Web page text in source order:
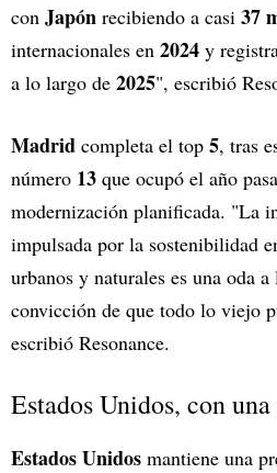
con Japón recibiendo a casi 37
internacionales en 2024 y
a lo largo de 2025", escribió
Madrid completa el top 5, tras
número 13 que ocupó el año
modernización planificada. "La
impulsada por la sostenibilidad
urbanos y naturales es una oda
convicción de que todo lo viejo
escribió Resonance.
Estados Unidos, con
Estados Unidos mantiene una